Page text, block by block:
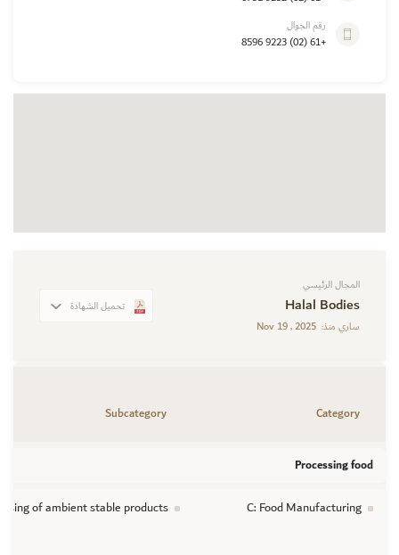
رقم الجوال
+61 (02) 9223 8596
المجال الرئيسي
Halal Bodies
ساري منذ: Nov 19 , 2025
تحميل الشهادة
Category
Subcategory
Processing food
C: Food Manufacturing
of ambient stable products